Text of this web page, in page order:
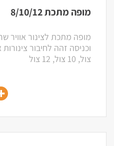
מופה מתכת 8/10/12
מופה מתכת לצינור אוויר
צול, 10 צול, 12 צול